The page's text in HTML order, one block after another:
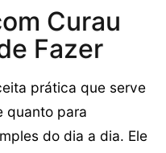
Curau
Fazer
prática que serve
quanto para
do dia a dia. Ele